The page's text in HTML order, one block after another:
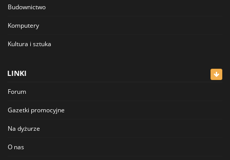
Budownictwo
Komputery
Kultura i sztuka
LINKI
Forum
Gazetki promocyjne
Na dyżurze
O nas